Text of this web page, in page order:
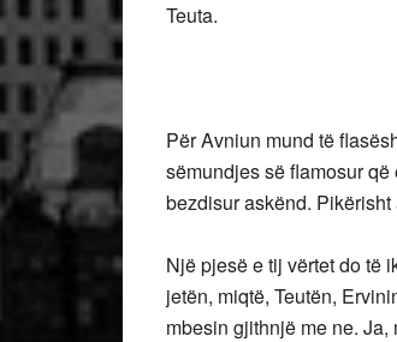
Teuta.
Për Avniun mund të
sëmundjes së flamosur
bezdisur askënd.
Një pjesë e tij vërtet do të
jetën, miqtë, Teutën,
mbesin gjithnjë me ne. Ja,